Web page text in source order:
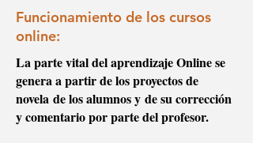
Funcionamiento de los cursos
online:
La parte vital del aprendizaje Online se
genera a partir de los proyectos de
novela de los alumnos y de su corrección
y comentario por parte del profesor.